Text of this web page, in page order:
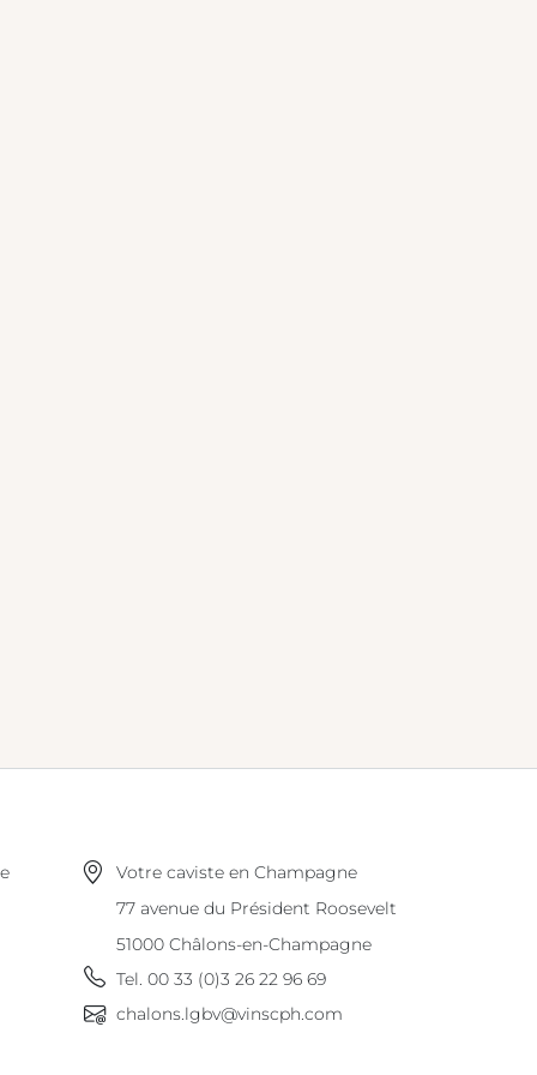
Votre caviste en Champagne
77 avenue du Président Roosevelt
51000 Châlons-en-Champagne
Tel. 00 33 (0)3 26 22 96 69
chalons.lgbv@vinscph.com